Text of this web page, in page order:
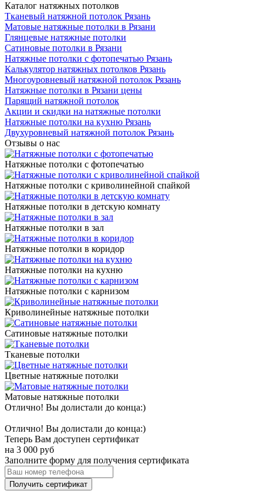
Каталог натяжных потолков
Тканевый натяжной потолок Рязань
Матовые натяжные потолки в Рязани
Глянцевые натяжные потолки
Сатиновые потолки в Рязани
Натяжные потолки с фотопечатью Рязань
Калькулятор натяжных потолков Рязань
Многоуровневый натяжной потолок Рязань
Натяжные потолки в Рязани цены
Парящий натяжной потолок
Акции и скидки на натяжные потолки
Натяжные потолки на кухню Рязань
Двухуровневый натяжной потолок Рязань
Отзывы о нас
Натяжные потолки с фотопечатью
Натяжные потолки с криволинейной спайкой
Натяжные потолки в детскую комнату
Натяжные потолки в зал
Натяжные потолки в коридор
Натяжные потолки на кухню
Натяжные потолки с карнизом
Криволинейные натяжные потолки
Сатиновые натяжные потолки
Тканевые потолки
Цветные натяжные потолки
Матовые натяжные потолки
Отлично! Вы долистали до конца:)
Отлично! Вы долистали до конца:)
Теперь Вам доступен сертификат
на 3 000 руб
Заполните форму для получения сертификата
Получить сертификат